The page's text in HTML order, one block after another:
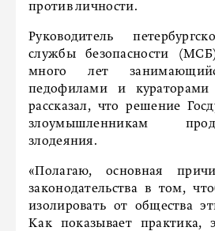
против личности.
Руководитель
службы безопасности
много лет
педофилами и кураторами
рассказал, что решение
злоумышленникам
злодеяния.
«Полагаю, основная
законодательства в том,
изолировать от общества
Как показывает практика,